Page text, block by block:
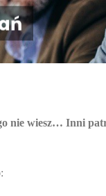
nie wiesz… Inni